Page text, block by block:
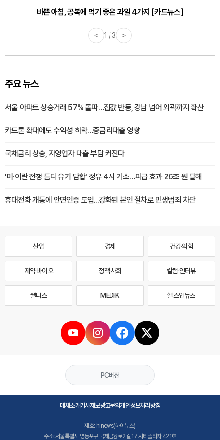
바쁜 아침, 공복에 먹기 좋은 과일 4가지 [카드뉴스]
< 1 / 3 >
주요 뉴스
서울 아파트 상승거래 57% 돌파…집값 반등, 강남 넘어 외곽까지 확산
카드론 확대에도 수익성 하락…중금리대출 영향
국채금리 상승, 자영업자 대출 부담 커진다
'미·이란 전쟁 틈타 유가 담합' 정유 4사 기소…파급 효과 26조 원 달해
휴대전화 개통에 안면인증 도입...강화된 본인 절차로 민생범죄 차단
산업 경제 건강·의학
제약·바이오 정책·사회 칼럼·인터뷰
웰니스 MEDI·K 헬스인뉴스
PC버전
매체소개기사제보광고문의개인정보처리방침
제호: hinews(하이뉴스)
주소: 서울특별시 영등포구 국제금융로2길 17 시티플라자 421호